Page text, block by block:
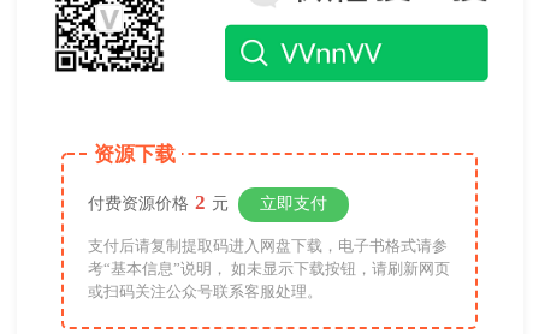
资源下载
付费资源价格 2 元 立即支付
支付后请复制提取码进入网盘下载，电子书格式请参
考“基本信息”说明， 如未显示下载按钮，请刷新网页
或扫码关注公众号联系客服处理。